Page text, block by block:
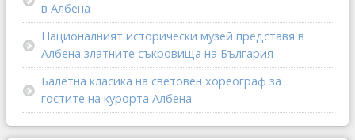
в Албена
Националният исторически музей представя в
Албена златните съкровища на България
Балетна класика на световен хореограф за
гостите на курорта Албена